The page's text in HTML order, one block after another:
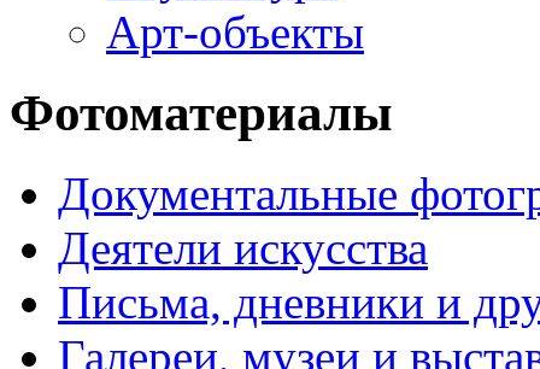
Арт-объекты
Фотоматериалы
Документальные
Деятели искусства
Письма, дневники и
Галереи, музеи и